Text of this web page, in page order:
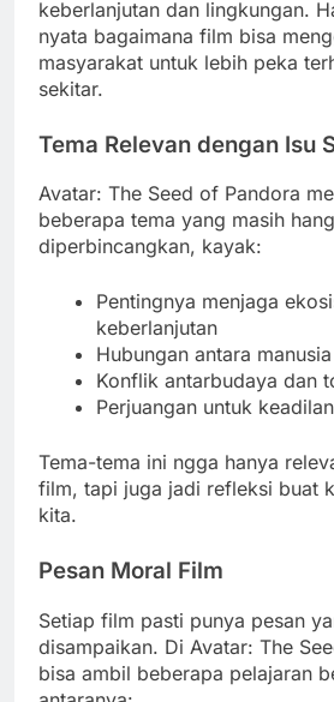
keberlanjutan dan lingkungan.
nyata bagaimana film bisa
masyarakat untuk lebih peka
sekitar.
Tema Relevan dengan Isu
Avatar: The Seed of Pandora
beberapa tema yang masih
diperbincangkan, kayak:
Pentingnya menjaga
keberlanjutan
Hubungan antara
Konflik antarbudaya dan
Perjuangan untuk
Tema-tema ini ngga hanya
film, tapi juga jadi refleksi buat
kita.
Pesan Moral Film
Setiap film pasti punya pesan
disampaikan. Di Avatar: The
bisa ambil beberapa pelajaran